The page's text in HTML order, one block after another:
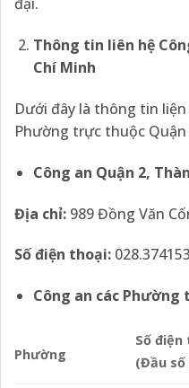
Thông tin liên hệ
Chí Minh
Dưới đây là thông tin liện
Phường trực thuộc Quận
Công an Quận 2,
Địa chỉ: 989 Đồng Văn
Số điện thoại:
Công an các Phường
Phường
Số điện
(Đầu số